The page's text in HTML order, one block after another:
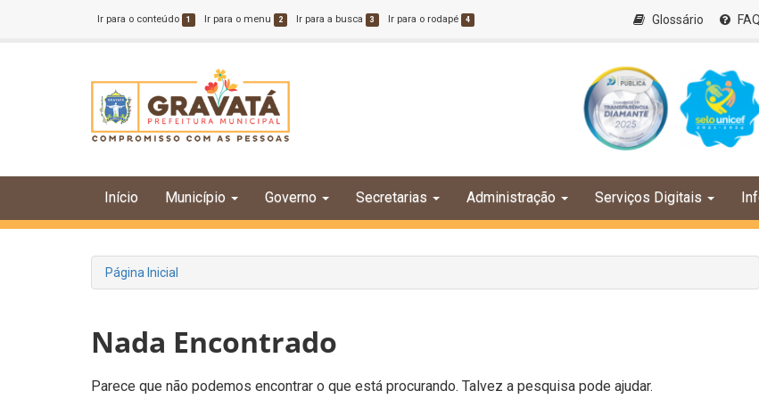
Ir para o conteúdo 1 Ir para o menu 2 Ir para a busca 3 Ir para o rodapé 4 Glossário FAQ
Início Município Governo Secretarias Administração Serviços Digitais
Página Inicial
Nada Encontrado
Parece que não podemos encontrar o que está procurando. Talvez a pesquisa pode ajudar.